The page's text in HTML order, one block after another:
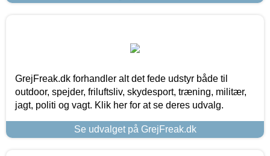
GrejFreak.dk forhandler alt det fede udstyr både til
outdoor, spejder, friluftsliv, skydesport, træning, militær,
jagt, politi og vagt. Klik her for at se deres udvalg.
Se udvalget på GrejFreak.dk